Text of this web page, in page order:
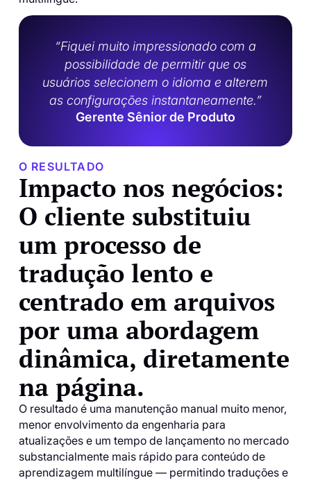
“Fiquei muito impressionado com a
possibilidade de permitir que os
usuários selecionem o idioma e alterem
as configurações instantaneamente.”
Gerente Sênior de Produto
O RESULTADO
Impacto nos negócios:
O cliente substituiu
um processo de
tradução lento e
centrado em arquivos
por uma abordagem
dinâmica, diretamente
na página.
O resultado é uma manutenção manual muito menor,
menor envolvimento da engenharia para
atualizações e um tempo de lançamento no mercado
substancialmente mais rápido para conteúdo de
aprendizagem multilíngue — permitindo traduções e